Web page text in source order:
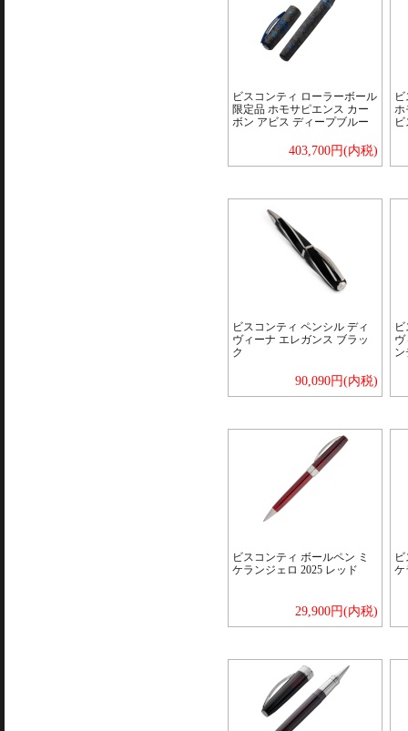
ビスコンティ ローラーボール
限定品 ホモサピエンス カー
ボン アビス ディープブルー
403,700円(内税)
ホ
ビスコンティ ペンシル ディ
ヴィーナ エレガンス ブラッ
ク
90,090円(内税)
ヴ
ン
ビスコンティ ボールペン ミ
ケランジェロ 2025 レッド
29,900円(内税)
ケ